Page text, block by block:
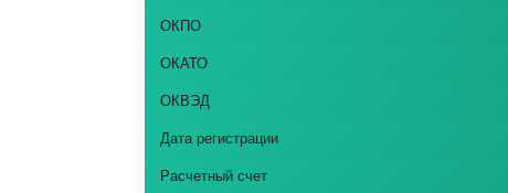
ОКПО
ОКАТО
ОКВЭД
Дата регистрации
Расчетный счет